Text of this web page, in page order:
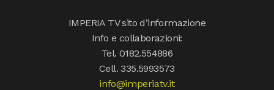
IMPERIA TV sito d’informazione
Info e collaborazioni:
Tel. 0182.554886
Cell. 335.5993573
info@imperiatv.it